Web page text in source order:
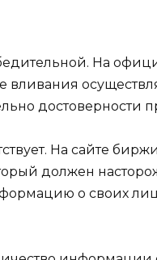
На
достоверности
На сайте
должен
о своих